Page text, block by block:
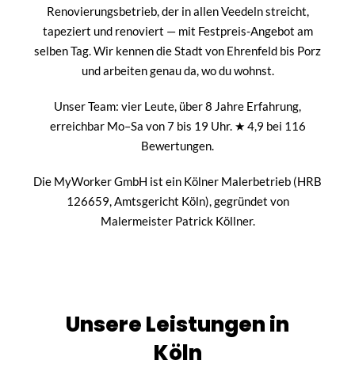
Renovierungsbetrieb, der in allen Veedeln streicht,
tapeziert und renoviert — mit Festpreis-Angebot am
selben Tag. Wir kennen die Stadt von Ehrenfeld bis Porz
und arbeiten genau da, wo du wohnst.
Unser Team: vier Leute, über 8 Jahre Erfahrung,
erreichbar Mo–Sa von 7 bis 19 Uhr. ★ 4,9 bei 116
Bewertungen.
Die MyWorker GmbH ist ein Kölner Malerbetrieb (HRB
126659, Amtsgericht Köln), gegründet von
Malermeister Patrick Köllner.
Unsere Leistungen in
Köln